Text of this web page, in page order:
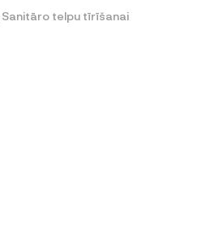
Sanitāro telpu tīrīšanai